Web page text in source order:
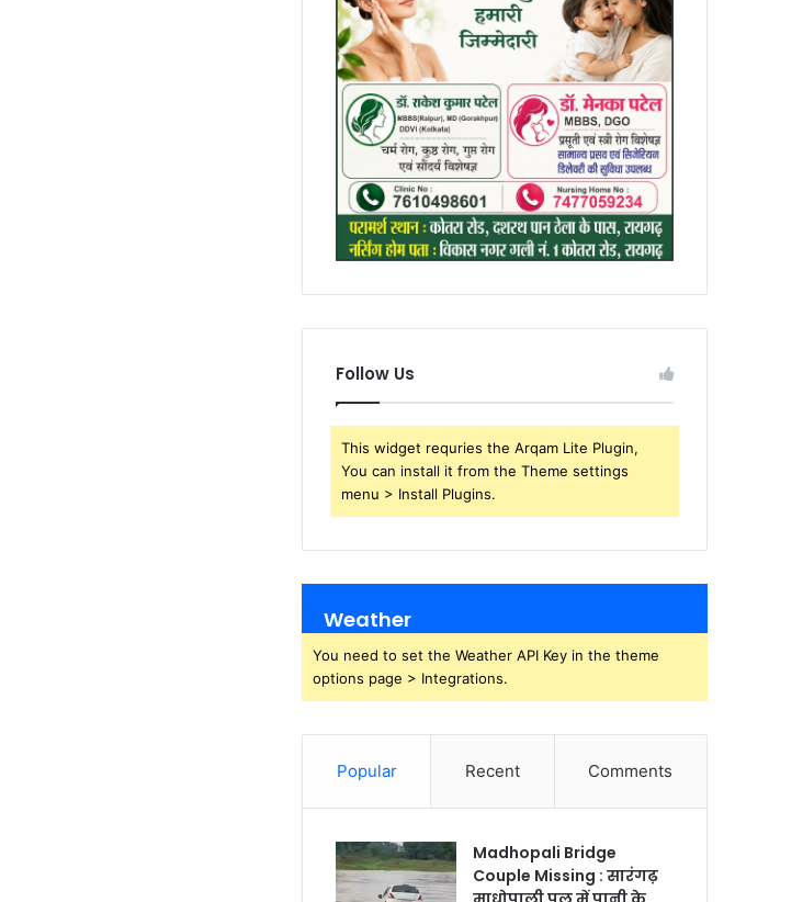
Follow Us
This widget requries the Arqam Lite Plugin,
You can install it from the Theme settings
menu > Install Plugins.
Weather
You need to set the Weather API Key in the theme
options page > Integrations.
Popular Recent Comments
Madhopali Bridge
Couple Missing : सारंगढ़